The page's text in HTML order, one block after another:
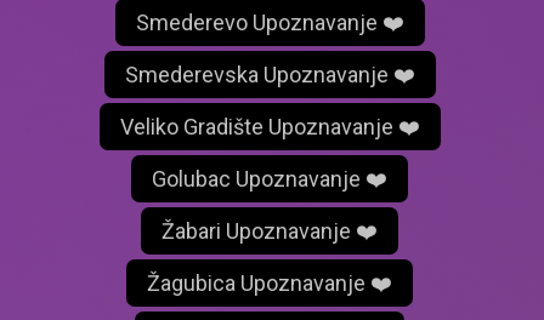
Smederevo Upoznavanje ❤️
Smederevska Upoznavanje ❤️
Veliko Gradište Upoznavanje ❤️
Golubac Upoznavanje ❤️
Žabari Upoznavanje ❤️
Žagubica Upoznavanje ❤️